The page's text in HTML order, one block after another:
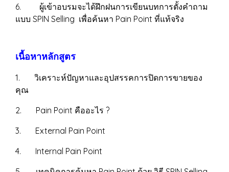
6. ผู้เข้าอบรมจะได้ฝึกฝนการเขียนบทการตั้งคำถาม
แบบ SPIN Selling เพื่อค้นหา Pain Point ที่แท้จริง
เนื้อหาหลักสูตร
1. วิเคราะห์ปัญหาและอุปสรรคการปิดการขายของ
คุณ
2. Pain Point คืออะไร ?
3. External Pain Point
4. Internal Pain Point